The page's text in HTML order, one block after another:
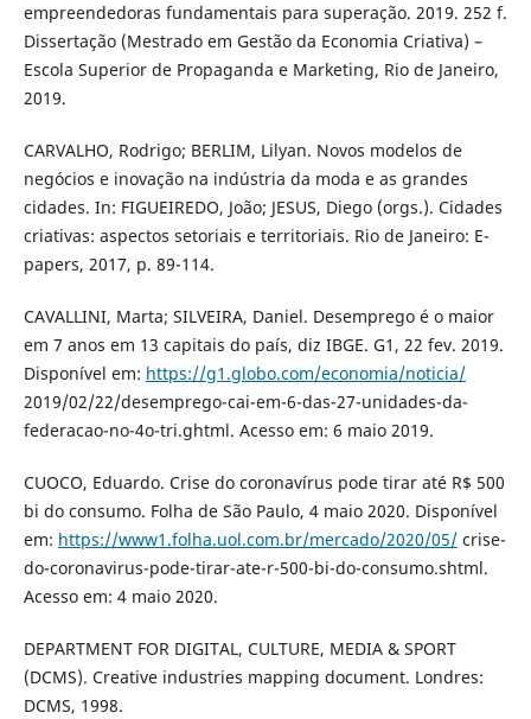
empreendedoras fundamentais para superação. 2019. 252 f.
Dissertação (Mestrado em Gestão da Economia Criativa) –
Escola Superior de Propaganda e Marketing, Rio de Janeiro,
2019.
CARVALHO, Rodrigo; BERLIM, Lilyan. Novos modelos de
negócios e inovação na indústria da moda e as grandes
cidades. In: FIGUEIREDO, João; JESUS, Diego (orgs.). Cidades
criativas: aspectos setoriais e territoriais. Rio de Janeiro: E-
papers, 2017, p. 89-114.
CAVALLINI, Marta; SILVEIRA, Daniel. Desemprego é o maior
em 7 anos em 13 capitais do país, diz IBGE. G1, 22 fev. 2019.
Disponível em: https://g1.globo.com/economia/noticia/
2019/02/22/desemprego-cai-em-6-das-27-unidades-da-
federacao-no-4o-tri.ghtml. Acesso em: 6 maio 2019.
CUOCO, Eduardo. Crise do coronavírus pode tirar até R$ 500
bi do consumo. Folha de São Paulo, 4 maio 2020. Disponível
em: https://www1.folha.uol.com.br/mercado/2020/05/crise-
do-coronavirus-pode-tirar-ate-r-500-bi-do-consumo.shtml.
Acesso em: 4 maio 2020.
DEPARTMENT FOR DIGITAL, CULTURE, MEDIA & SPORT
(DCMS). Creative industries mapping document. Londres:
DCMS, 1998.